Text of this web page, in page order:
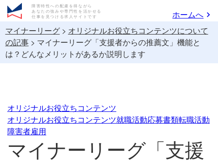
障害特性への配慮を得ながら
あなたの強みや専門性を活かせる
仕事を見つける求人サイトです
ホームへ
マイナーリーグ> オリジナルお役立ちコンテンツについて
の記事> マイナーリーグ「支援者からの推薦文」機能と
は？どんなメリットがあるか説明します
オリジナルお役立ちコンテンツ
オリジナルお役立ちコンテンツ就職活動応募書類転職活動
障害者雇用
マイナーリーグ「支援